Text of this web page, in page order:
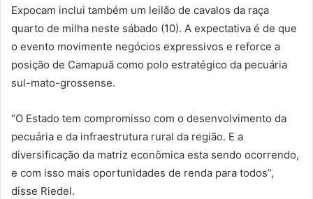
Expocam inclui também um leilão de cavalos da raça
quarto de milha neste sábado (10). A expectativa é de que
o evento movimente negócios expressivos e reforce a
posição de Camapuã como polo estratégico da pecuária
sul-mato-grossense.
“O Estado tem compromisso com o desenvolvimento da
pecuária e da infraestrutura rural da região. E a
diversificação da matriz econômica esta sendo ocorrendo,
e com isso mais oportunidades de renda para todos”,
disse Riedel.